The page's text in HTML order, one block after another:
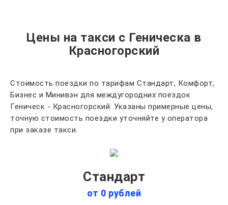
Цены на такси с Геническа в
Красногорский
Стоимость поездки по тарифам Стандарт, Комфорт,
Бизнес и Минивэн для междугородних поездок
Геническ - Красногорский. Указаны примерные цены,
точную стоимость поездки уточняйте у оператора
при заказе такси.
Стандарт
от 0 рублей